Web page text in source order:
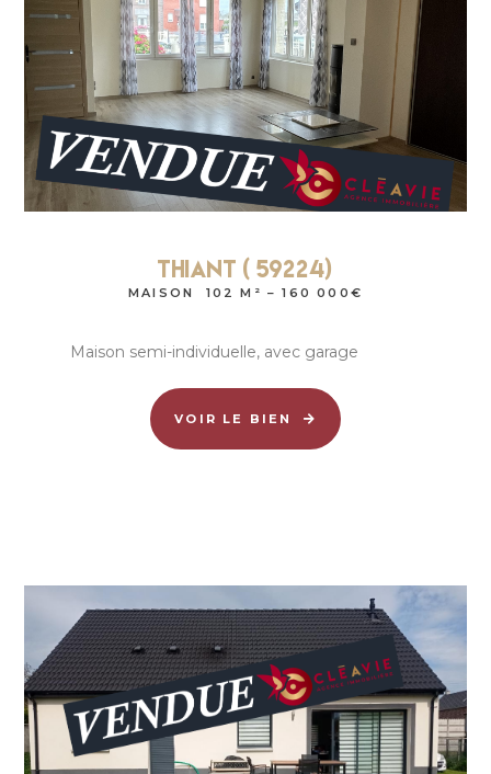
Thiant ( 59224)
MAISON 102 M² – 160 000€
Maison semi-individuelle, avec garage
VOIR LE BIEN